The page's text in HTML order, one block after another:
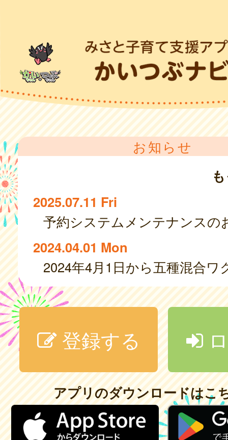
お知らせ
2025.07.11 Fri
予約システムメンテナンスの
2024.04.01 Mon
登録する
アプリのダウンロードはこ